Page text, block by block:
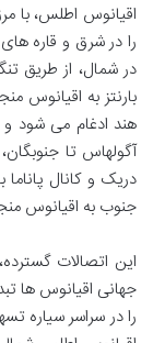
اقیانوس اطلس، با
را در شرق و قاره
در شمال، از طریق
بارنتز به اقیانوس
آگولهاس تا
دریک و کانال پاناما
جنوب به اقیانوس
این اتصالات
جهانی اقیانوس ها
را در سراسر سیاره